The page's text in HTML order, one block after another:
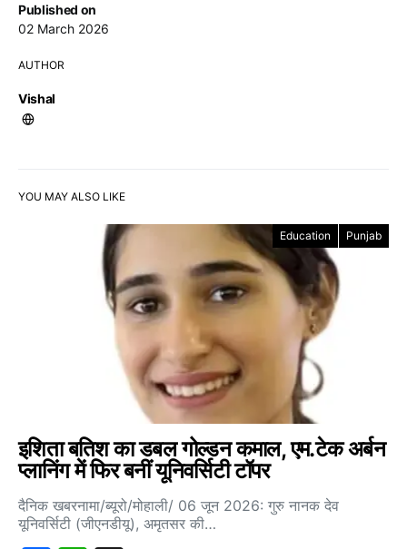
Published on
02 March 2026
AUTHOR
Vishal
YOU MAY ALSO LIKE
Education Punjab
इशिता बतिश का डबल गोल्डन कमाल, एम.टेक अर्बन
प्लानिंग में फिर बनीं यूनिवर्सिटी टॉपर
दैनिक खबरनामा/ब्यूरो/मोहाली/ 06 जून 2026: गुरु नानक देव
यूनिवर्सिटी (जीएनडीयू), अमृतसर की…